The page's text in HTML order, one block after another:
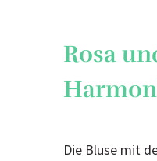
Rosa
Die Bluse mit